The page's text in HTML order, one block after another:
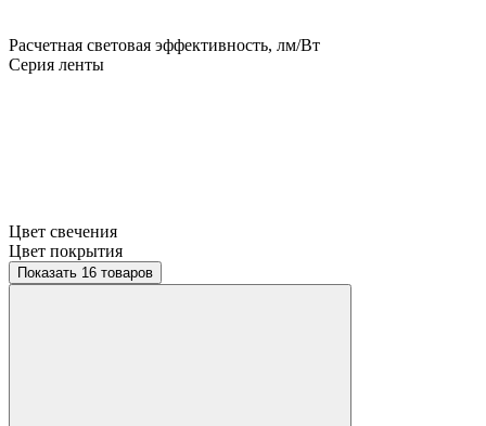
Расчетная световая эффективность, лм/Вт
Серия ленты
Цвет свечения
Цвет покрытия
Показать 16 товаров